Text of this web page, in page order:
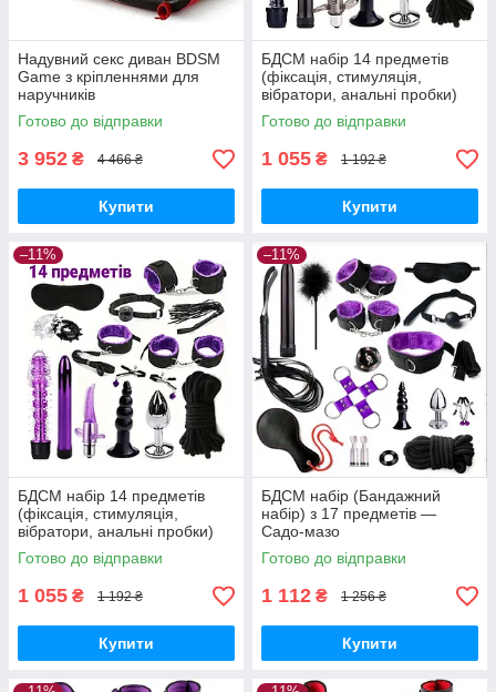
Надувний секс диван BDSM
Game з кріпленнями для
наручників
Готово до відправки
3 952 ₴ 4 466 ₴
Купити
БДСМ набір 14 предметів
(фіксація, стимуляція,
вібратори, анальні пробки)
Чорний
Готово до відправки
1 055 ₴ 1 192 ₴
Купити
–11%
БДСМ набір 14 предметів
(фіксація, стимуляція,
вібратори, анальні пробки)
Фіолетовий
Готово до відправки
1 055 ₴ 1 192 ₴
Купити
–11%
БДСМ набір (Бандажний
набір) з 17 предметів —
Садо-мазо
Готово до відправки
1 112 ₴ 1 256 ₴
Купити